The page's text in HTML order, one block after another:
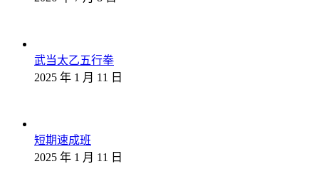
武当太乙五行拳
2025 年 1 月 11 日
短期速成班
2025 年 1 月 11 日